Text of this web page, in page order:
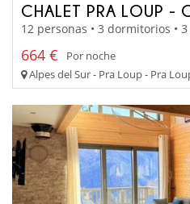
CHALET PRA LOUP -
12 personas • 3 dormitorios •
664 €
Por noche
Alpes del Sur - Pra Loup - Pra